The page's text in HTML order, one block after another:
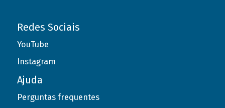
Redes Sociais
YouTube
Instagram
Ajuda
Perguntas frequentes